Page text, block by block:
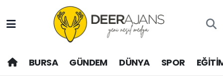
BURSA GÜNDEM DÜNYA SPOR
Hava Durumu
Trafik Durumu